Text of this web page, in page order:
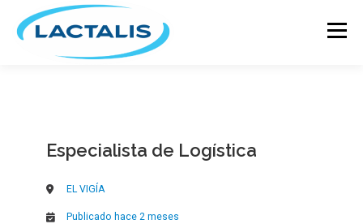
Menú
MARCAS Y PRODUCTOS ACTUALIDAD
RECETARIO ÚNETE A NUESTRO EQUIPO
Especialista de Logística
EL VIGÍA
Publicado hace 2 meses